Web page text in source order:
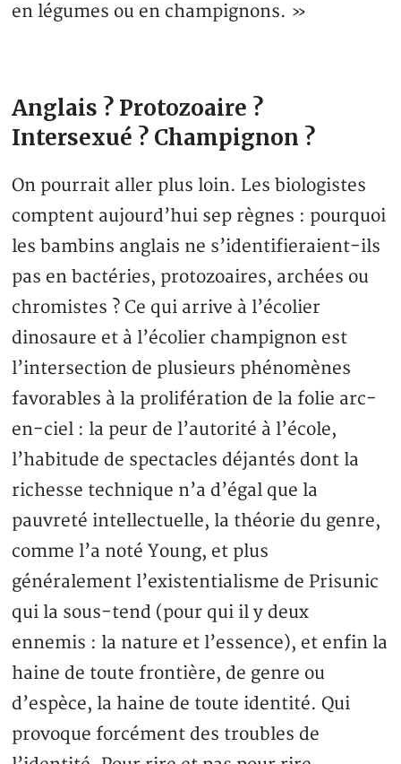
en légumes ou en champignons. »
Anglais ? Protozoaire ?
Intersexué ? Champignon ?
On pourrait aller plus loin. Les biologistes
comptent aujourd’hui sep règnes : pourquoi
les bambins anglais ne s’identifieraient-ils
pas en bactéries, protozoaires, archées ou
chromistes ? Ce qui arrive à l’écolier
dinosaure et à l’écolier champignon est
l’intersection de plusieurs phénomènes
favorables à la prolifération de la folie arc-
en-ciel : la peur de l’autorité à l’école,
l’habitude de spectacles déjantés dont la
richesse technique n’a d’égal que la
pauvreté intellectuelle, la théorie du genre,
comme l’a noté Young, et plus
généralement l’existentialisme de Prisunic
qui la sous-tend (pour qui il y deux
ennemis : la nature et l’essence), et enfin la
haine de toute frontière, de genre ou
d’espèce, la haine de toute identité. Qui
provoque forcément des troubles de